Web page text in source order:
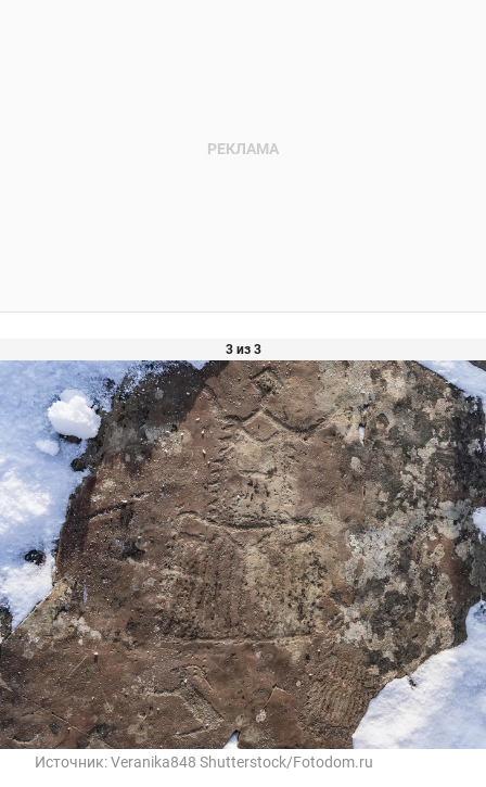
3 из 3
Источник:Veranika848 Shutterstock/Fotodom.ru